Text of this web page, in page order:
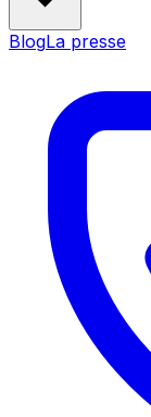
BlogLa presse